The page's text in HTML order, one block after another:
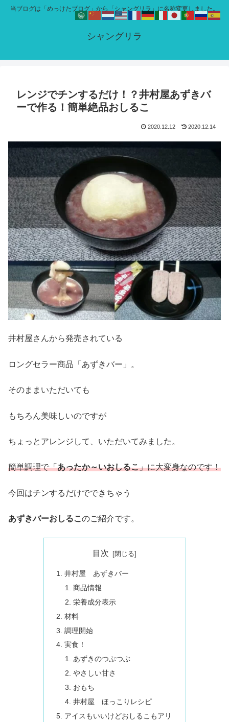
当ブログは「めっけたブログ」から「シャングリラ」に名称変更しました。
シャングリラ
レンジでチンするだけ！？井村屋あずきバ
ーで作る！簡単絶品おしるこ
2020.12.12 2020.12.14
井村屋さんから発売されている
ロングセラー商品「あずきバー」。
そのままいただいても
もちろん美味しいのですが
ちょっとアレンジして、いただいてみました。
簡単調理で「あったか～いおしるこ」に大変身なのです！
今回はチンするだけでできちゃう
あずきバーおしるこ のご紹介です。
目次
井村屋 あずきバー
商品情報
栄養成分表示
材料
調理開始
実食！
あずきのつぶつぶ
やさしい甘さ
おもち
井村屋 ほっこりレシピ
アイスもいいけどおしるこもアリ